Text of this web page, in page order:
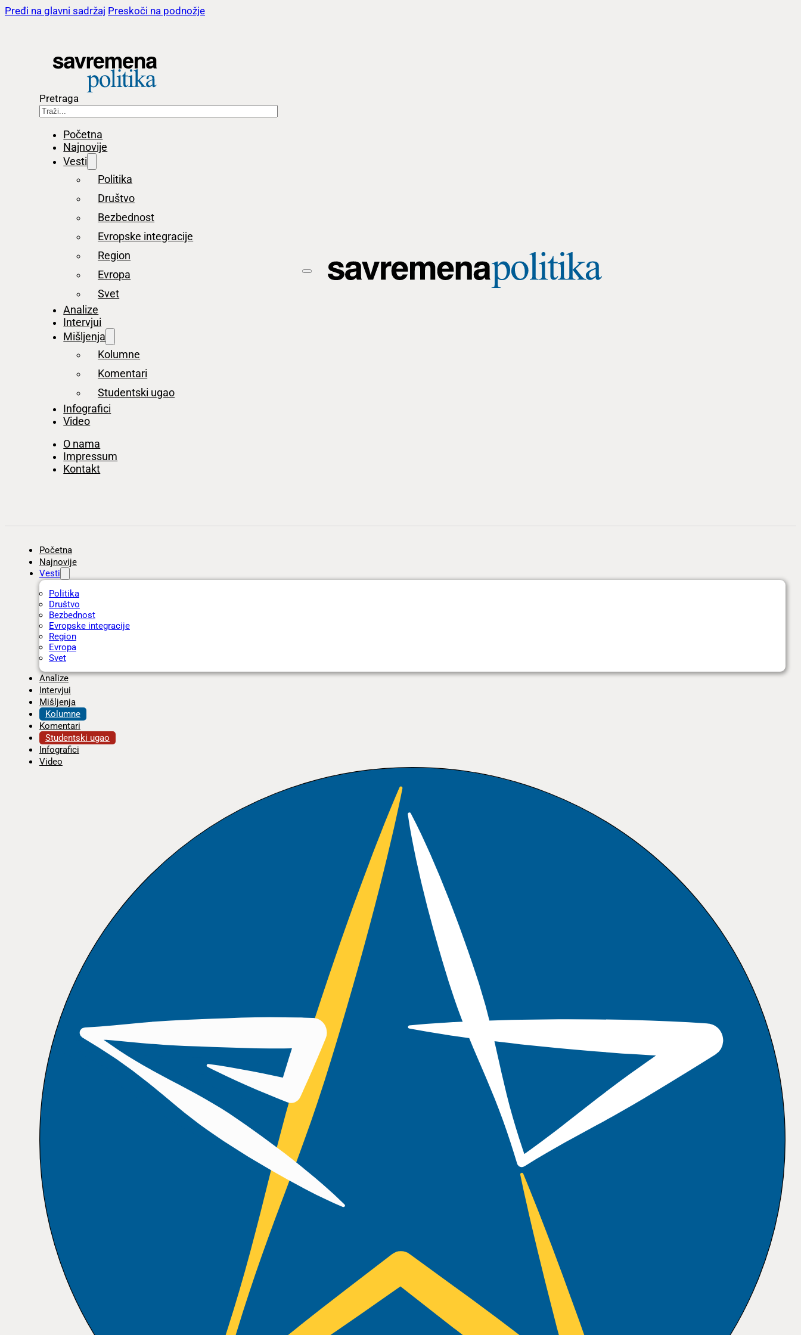
Pređi na glavni sadržaj Preskoči na podnožje
Pretraga
Početna
Najnovije
Vesti
Politika
Društvo
Bezbednost
Evropske integracije
Region
Evropa
Svet
Analize
Intervjui
Mišljenja
Kolumne
Komentari
Studentski ugao
Infografici
Video
O nama
Impressum
Kontakt
Početna
Najnovije
Vesti
Politika
Društvo
Bezbednost
Evropske integracije
Region
Evropa
Svet
Analize
Intervjui
Mišljenja
Kolumne
Komentari
Studentski ugao
Infografici
Video